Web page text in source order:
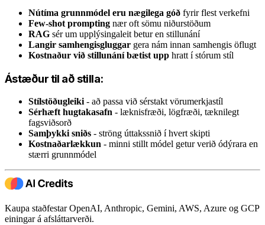
Nútíma grunnmódel eru nægilega góð fyrir flest verkefni
Few-shot prompting nær oft sömu niðurstöðum
RAG sér um upplýsingaleit betur en stillunání
Langir samhengisgluggar gera nám innan samhengis öflugt
Kostnaður við stillunání bætist upp hratt í stórum stíl
Ástæður til að stilla:
Stílstöðugleiki - að passa við sérstakt vörumerkjastíl
Sérhæft hugtakasafn - læknisfræði, lögfræði, tæknilegt
fagsviðsorð
Samþykki sniðs - ströng úttakssnið í hvert skipti
Kostnaðarlækkun - minni stillt módel getur verið ódýrara en
stærri grunnmódel
Kaupa staðfestar OpenAI, Anthropic, Gemini, AWS, Azure og GCP
einingar á afsláttarverði.